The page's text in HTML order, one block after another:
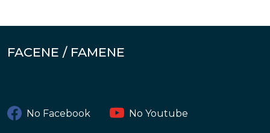
FACENE / FAMENE
No Facebook No Youtube